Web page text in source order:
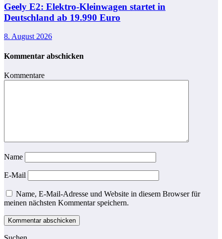
Geely E2: Elektro-Kleinwagen startet in
Deutschland ab 19.990 Euro
8. August 2026
Kommentar abschicken
Kommentare
Name
E-Mail
Name, E-Mail-Adresse und Website in diesem Browser für
meinen nächsten Kommentar speichern.